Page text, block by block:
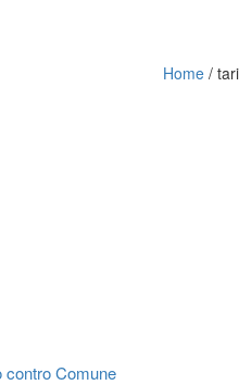
Home / tari
contro Comune